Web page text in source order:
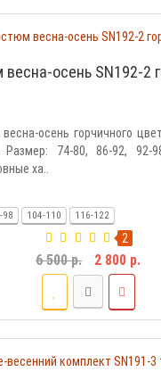
осень SN192-2
осень горчичного
74-80, 86-92, 92-
ха..
98 104-110 116-122
2
6 500 р. 2 800 р.